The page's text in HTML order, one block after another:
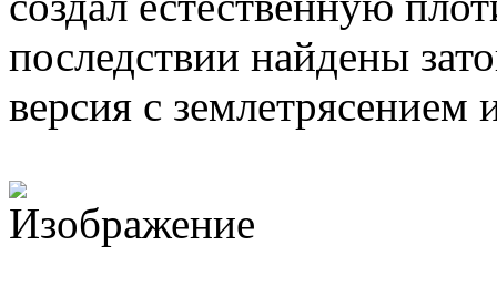
последствии найдены
версия с землетрясением